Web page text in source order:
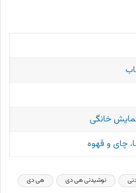
خانگی
چای و قهوه
نوشیدنی هی دی هی دی